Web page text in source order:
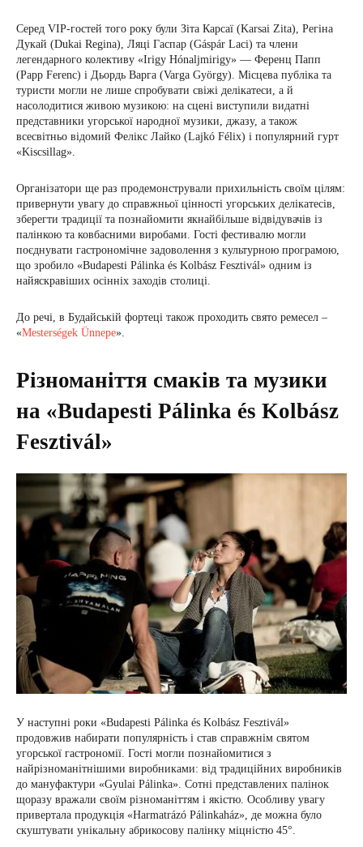
Серед VIP-гостей того року були Зіта Карсаї (Karsai Zita), Регіна
Дукай (Dukai Regina), Ляці Гаспар (Gáspár Laci) та члени
легендарного колективу «Irigy Hónaljmirigy» — Ференц Папп
(Papp Ferenc) і Дьордь Варга (Varga György). Місцева публіка та
туристи могли не лише спробувати свіжі делікатеси, а й
насолодитися живою музикою: на сцені виступили видатні
представники угорської народної музики, джазу, а також
всесвітньо відомий Фелікс Лайко (Lajkó Félix) і популярний гурт
«Kiscsillag».
Організатори ще раз продемонстрували прихильність своїм цілям:
привернути увагу до справжньої цінності угорських делікатесів,
зберегти традиції та познайомити якнайбільше відвідувачів із
палінкою та ковбасними виробами. Гості фестивалю могли
поєднувати гастрономічне задоволення з культурною програмою,
що зробило «Budapesti Pálinka és Kolbász Fesztivál» одним із
найяскравіших осінніх заходів столиці.
До речі, в Будайській фортеці також проходить свято ремесел –
«Mesterségek Ünnepe».
Різноманіття смаків та музики
на «Budapesti Pálinka és Kolbász
Fesztivál»
У наступні роки «Budapesti Pálinka és Kolbász Fesztivál»
продовжив набирати популярність і став справжнім святом
угорської гастрономії. Гості могли познайомитися з
найрізноманітнішими виробниками: від традиційних виробників
до мануфактури «Gyulai Pálinka». Сотні представлених палінок
щоразу вражали своїм різноманіттям і якістю. Особливу увагу
привертала продукція «Harmatrázó Pálinkaház», де можна було
скуштувати унікальну абрикосову палінку міцністю 45°.